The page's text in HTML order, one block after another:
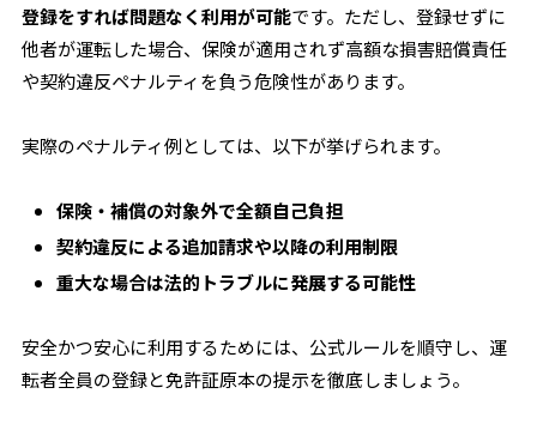
登録をすれば問題なく利用が可能です。ただし、登録せずに
他者が運転した場合、保険が適用されず高額な損害賠償責任
や契約違反ペナルティを負う危険性があります。
実際のペナルティ例としては、以下が挙げられます。
保険・補償の対象外で全額自己負担
契約違反による追加請求や以降の利用制限
重大な場合は法的トラブルに発展する可能性
安全かつ安心に利用するためには、公式ルールを順守し、運
転者全員の登録と免許証原本の提示を徹底しましょう。